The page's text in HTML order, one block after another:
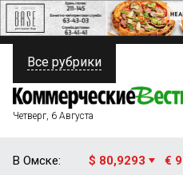
ПОЛИТИКА
ФИНАНСЫ
Все рубрики
Четверг, 6 Августа
В Омске: $ 80,9293 €